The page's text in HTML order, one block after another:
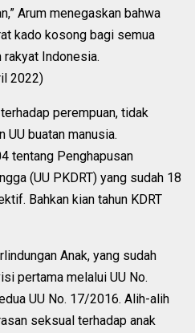
Arum menegaskan bahwa
kado kosong bagi semua
rakyat Indonesia.
2022)
perempuan, tidak
UU buatan manusia.
tentang Penghapusan
(UU PKDRT) yang sudah 18
Bahkan kian tahun KDRT
Anak, yang sudah
pertama melalui UU No.
UU No. 17/2016. Alih-alih
seksual terhadap anak